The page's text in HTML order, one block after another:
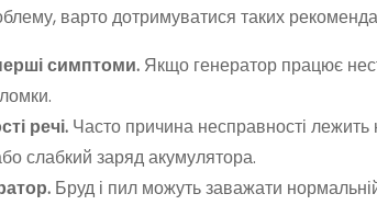
варто дотримуватися таких
симптоми. Якщо генератор працює
речі. Часто причина несправності лежить
слабкий заряд акумулятора.
Бруд і пил можуть заважати